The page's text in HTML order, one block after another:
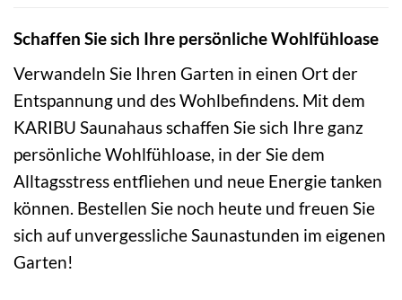
Schaffen Sie sich Ihre persönliche Wohlfühloase
Verwandeln Sie Ihren Garten in einen Ort der
Entspannung und des Wohlbefindens. Mit dem
KARIBU Saunahaus schaffen Sie sich Ihre ganz
persönliche Wohlfühloase, in der Sie dem
Alltagsstress entfliehen und neue Energie tanken
können. Bestellen Sie noch heute und freuen Sie
sich auf unvergessliche Saunastunden im eigenen
Garten!